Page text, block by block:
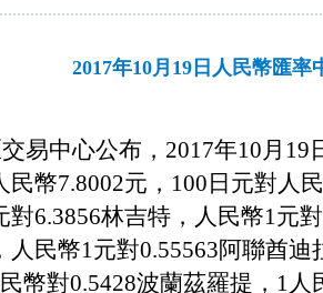
2017年10月19日人民幣匯率
易中心公布，2017年10月 19
民幣7.8002元，100日元對人
對6.3856林吉特，人民幣1元對
人民幣1元對0.55563阿聯酋
幣對0.5428波蘭茲羅提，1